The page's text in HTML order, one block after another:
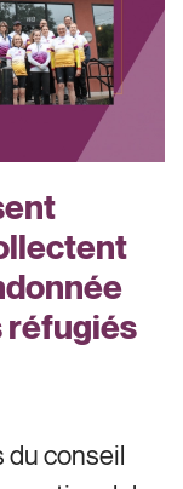
réfugiés
du conseil